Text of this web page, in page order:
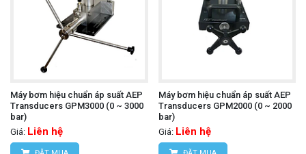
Máy bơm hiệu chuẩn áp suất AEP
Transducers GPM3000 (0 ~ 3000
bar)
Giá: Liên hệ
Máy bơm hiệu chuẩn áp suất AEP
Transducers GPM2000 (0 ~ 2000
bar)
Giá: Liên hệ